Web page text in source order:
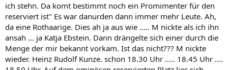
ich stehn. Da komt bestimmt noch ein Promimenter für den
reserviert ist" Es war danurden dann immer mehr Leute. Ah,
da eine Rothaarige. Dies ah ja aus wie ..... M nickte als ich ihn
ansah ... ja Katja Ebstein. Dann drängelte sich einer durch die
Menge der mir bekannt vorkam. Ist das nicht??? M nickte
wieder. Heinz Rudolf Kunze. schon 18.30 Uhr ..... 18.45 Uhr ....